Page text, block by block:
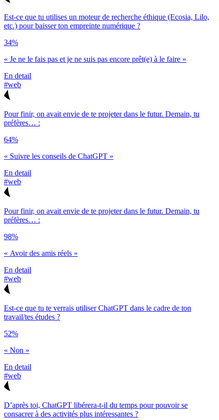
Est-ce que tu utilises un moteur de recherche éthique (Ecosia, Lilo,
etc.) pour baisser ton empreinte numérique ?
34%
« Je ne le fais pas et je ne suis pas encore prêt(e) à le faire »
En detail
#web
Pour finir, on avait envie de te projeter dans le futur. Demain, tu
préfères… :
64%
« Suivre les conseils de ChatGPT »
En detail
#web
Pour finir, on avait envie de te projeter dans le futur. Demain, tu
préfères… :
98%
« Avoir des amis réels »
En detail
#web
Est-ce que tu te verrais utiliser ChatGPT dans le cadre de ton
travail/tes études ?
52%
« Non »
En detail
#web
D’après toi, ChatGPT libérera-t-il du temps pour pouvoir se
consacrer à des activités plus intéressantes ?